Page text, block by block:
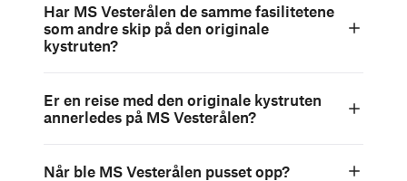
Har MS Vesterålen de samme fasilitetene
som andre skip på den originale
kystruten?
Er en reise med den originale kystruten
annerledes på MS Vesterålen?
Når ble MS Vesterålen pusset opp?